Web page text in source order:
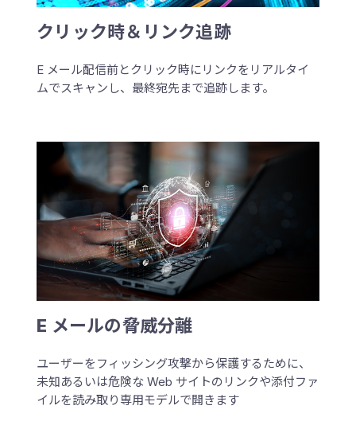
クリック時＆リンク追跡
E メール配信前とクリック時にリンクをリアルタイ
ムでスキャンし、最終宛先まで追跡します。
E メールの脅威分離
ユーザーをフィッシング攻撃から保護するために、
未知あるいは危険な Web サイトのリンクや添付ファ
イルを読み取り専用モデルで開きます